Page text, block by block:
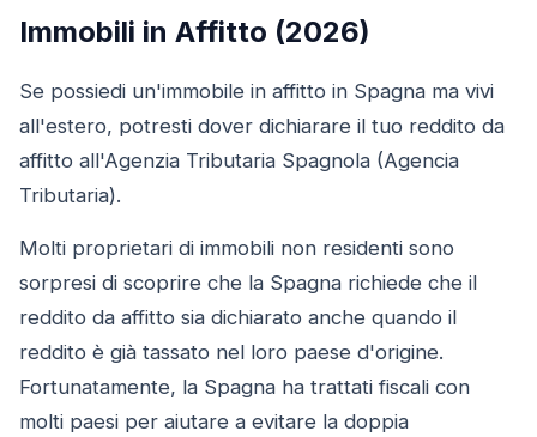
Immobili in Affitto (2026)
Se possiedi un'immobile in affitto in Spagna ma vivi
all'estero, potresti dover dichiarare il tuo reddito da
affitto all'Agenzia Tributaria Spagnola (Agencia
Tributaria).
Molti proprietari di immobili non residenti sono
sorpresi di scoprire che la Spagna richiede che il
reddito da affitto sia dichiarato anche quando il
reddito è già tassato nel loro paese d'origine.
Fortunatamente, la Spagna ha trattati fiscali con
molti paesi per aiutare a evitare la doppia